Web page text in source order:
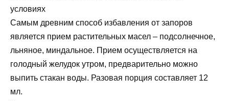
условиях
Самым древним способ избавления от запоров
является прием растительных масел – подсолнечное,
льняное, миндальное. Прием осуществляется на
голодный желудок утром, предварительно можно
выпить стакан воды. Разовая порция составляет 12
мл.